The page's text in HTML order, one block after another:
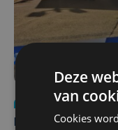
Nieuws
di 4
Man en vrouw
Deze
van
Cookies